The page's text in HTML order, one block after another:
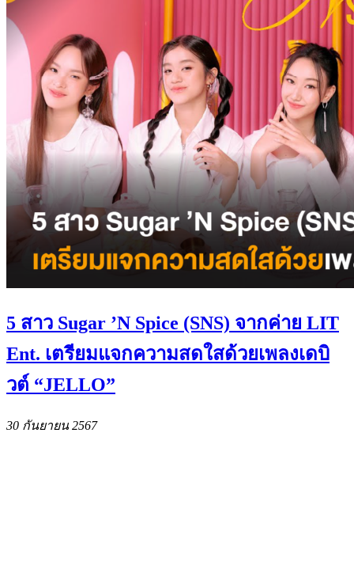
5 สาว Sugar ’N Spice (SNS) จากค่าย LIT
Ent. เตรียมแจกความสดใสด้วยเพลงเดบิ
วต์ “JELLO”
30 กันยายน 2567